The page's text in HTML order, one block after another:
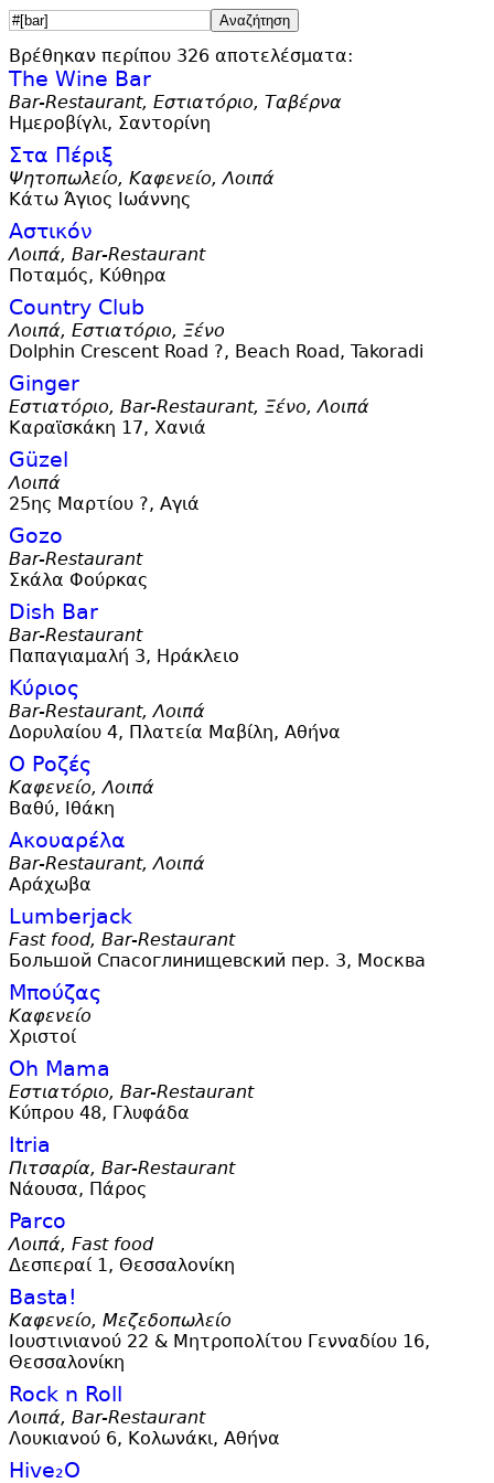
Βρέθηκαν περίπου 326 αποτελέσματα:
The Wine Bar
Bar-Restaurant, Εστιατόριο, Ταβέρνα
Ημεροβίγλι, Σαντορίνη
Στα Πέριξ
Ψητοπωλείο, Καφενείο, Λοιπά
Κάτω Άγιος Ιωάννης
Αστικόν
Λοιπά, Bar-Restaurant
Ποταμός, Κύθηρα
Country Club
Λοιπά, Εστιατόριο, Ξένο
Dolphin Crescent Road ?, Beach Road, Takoradi
Ginger
Εστιατόριο, Bar-Restaurant, Ξένο, Λοιπά
Καραϊσκάκη 17, Χανιά
Güzel
Λοιπά
25ης Μαρτίου ?, Αγιά
Gozo
Bar-Restaurant
Σκάλα Φούρκας
Dish Bar
Bar-Restaurant
Παπαγιαμαλή 3, Ηράκλειο
Κύριος
Bar-Restaurant, Λοιπά
Δορυλαίου 4, Πλατεία Μαβίλη, Αθήνα
Ο Ροζές
Καφενείο, Λοιπά
Βαθύ, Ιθάκη
Ακουαρέλα
Bar-Restaurant, Λοιπά
Αράχωβα
Lumberjack
Fast food, Bar-Restaurant
Большой Спасоглинищевский пер. 3, Москва
Μπούζας
Καφενείο
Χριστοί
Oh Mama
Εστιατόριο, Bar-Restaurant
Κύπρου 48, Γλυφάδα
Itria
Πιτσαρία, Bar-Restaurant
Νάουσα, Πάρος
Parco
Λοιπά, Fast food
Δεσπεραί 1, Θεσσαλονίκη
Basta!
Καφενείο, Μεζεδοπωλείο
Ιουστινιανού 22 & Μητροπολίτου Γενναδίου 16,
Θεσσαλονίκη
Rock n Roll
Λοιπά, Bar-Restaurant
Λουκιανού 6, Κολωνάκι, Αθήνα
Hive₂Ο